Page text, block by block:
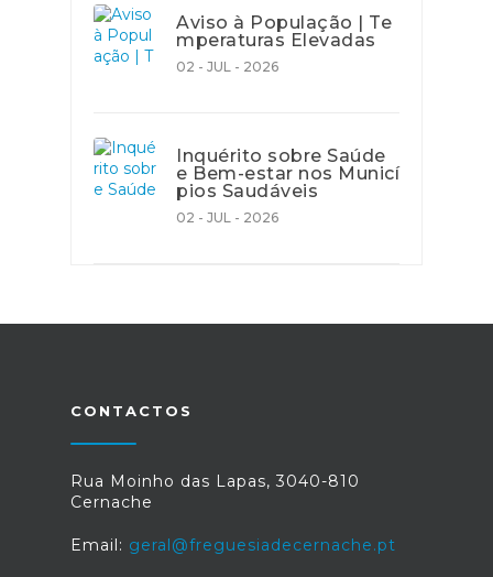
Aviso à População | Te
mperaturas Elevadas
02 - JUL - 2026
Inquérito sobre Saúde
e Bem-estar nos Municí
pios Saudáveis
02 - JUL - 2026
CONTACTOS
Rua Moinho das Lapas, 3040-810
Cernache
Email: geral@freguesiadecernache.pt